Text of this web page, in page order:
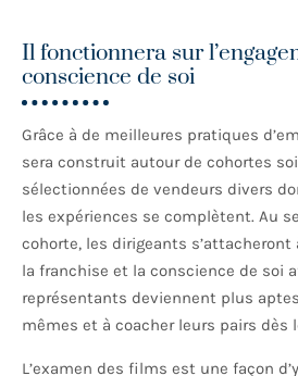
Il fonctionnera sur
conscience de soi
Grâce à de meilleures pratiques
sera construit autour de cohortes
sélectionnées de vendeurs divers
les expériences se complètent. Au
cohorte, les dirigeants s’attacheront
la franchise et la conscience de soi
représentants deviennent plus
mêmes et à coacher leurs pairs dès
L’examen des films est une façon